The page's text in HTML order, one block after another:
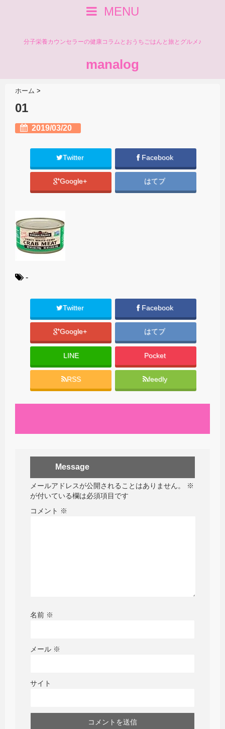
MENU
分子栄養カウンセラーの健康コラムとおうちごはんと旅とグルメ♪
manalog
ホーム >
01
2019/03/20
Twitter Facebook
Google+ はてブ
-
Twitter Facebook
Google+ はてブ
LINE Pocket
RSS feedly
Message
メールアドレスが公開されることはありません。
※
が付いている欄は必須項目です
コメント ※
名前 ※
メール ※
サイト